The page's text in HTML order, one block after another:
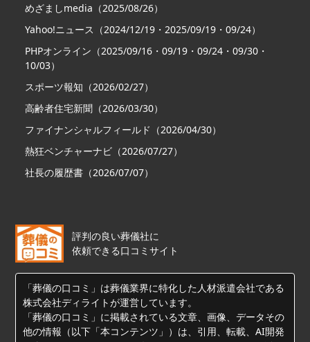
めざましmedia（2025/08/26）
Yahoo!ニュース（2024/12/19・2025/09/19・09/24）
PHPオンライン（2025/09/16・09/19・09/24・09/30・
10/03）
スポーツ報知（2026/02/27）
高齢者住宅新聞（2026/03/30）
ファイナンシャルフィールド（2026/04/30）
熱狂ベンチャーナビ（2026/07/27）
社長の履歴書（2026/07/07）
評判の良い葬儀社に
依頼できる口コミサイト
「葬儀の口コミ」は葬儀業界に特化した人材派遣会社である
株式会社ディライトが運営しています。
「葬儀の口コミ」に掲載されている文章、画像、データその
他の情報（以下「本コンテンツ」）は、引用、転載、AI開発